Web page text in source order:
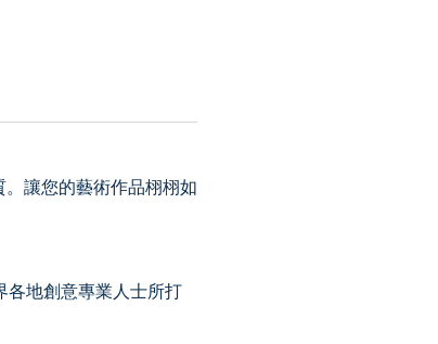
讓您的藝術作品栩栩如
地創意專業人士所打